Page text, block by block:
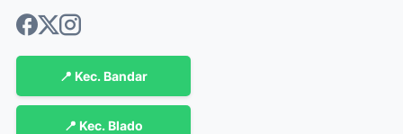
📍 Kec. Bandar
📍 Kec. Blado